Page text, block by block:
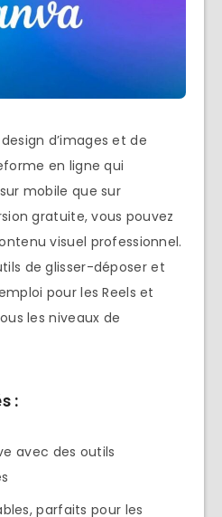
d’images et de
en ligne qui
mobile que sur
gratuite, vous pouvez
visuel professionnel.
de glisser-déposer et
pour les Reels et
les niveaux de
:
avec des outils
parfaits pour les